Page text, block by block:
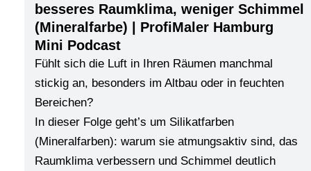
besseres Raumklima, weniger Schimmel
(Mineralfarbe) | ProfiMaler Hamburg
Mini Podcast
Fühlt sich die Luft in Ihren Räumen manchmal
stickig an, besonders im Altbau oder in feuchten
Bereichen?
In dieser Folge geht’s um Silikatfarben
(Mineralfarben): warum sie atmungsaktiv sind, das
Raumklima verbessern und Schimmel deutlich